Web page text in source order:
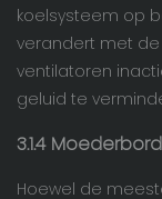
koelsysteem op
verandert met
ventilatoren
geluid te
3.1.4
Hoewel de